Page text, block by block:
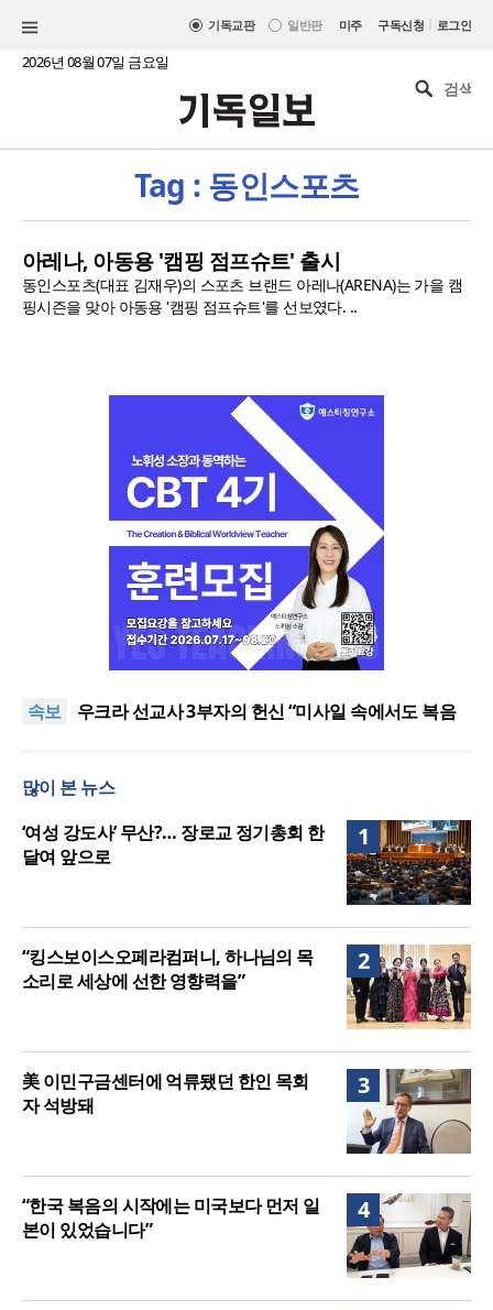
기독교판 일반판 미주 구독신청 | 로그인
2026년 08월 07일 금요일
Tag : 동인스포츠
아레나, 아동용 '캠핑 점프슈트' 출시
동인스포츠(대표 김재우)의 스포츠 브랜드 아레나(ARENA)는 가을 캠
핑시즌을 맞아 아동용 '캠핑 점프슈트'를 선보였다. ..
속보
[최원호 목사의 영혼의 양식 63] 말씀은 같은데 왜 열
우크라 선교사 3부자의 헌신 “미사일 속에서도 복음
강력 반발
[최원호 목사의 영혼의 양식 63] 말씀은 같은데 왜 열
美 이민구금센터에 억류됐던 한인 목회자 석방돼
많이 본 뉴스
1
‘여성 강도사’ 무산?… 장로교 정기총회 한
달여 앞으로
2
“킹스보이스오페라컴퍼니, 하나님의 목
소리로 세상에 선한 영향력을”
3
美 이민구금센터에 억류됐던 한인 목회
자 석방돼
4
“한국 복음의 시작에는 미국보다 먼저 일
본이 있었습니다”